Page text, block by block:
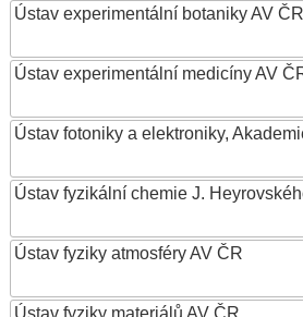
Ústav experimentální botaniky AV ČR
Ústav experimentální medicíny AV
Ústav fotoniky a elektroniky,
Ústav fyzikální chemie J.
Ústav fyziky atmosféry AV ČR
Ústav fyziky materiálů AV ČR